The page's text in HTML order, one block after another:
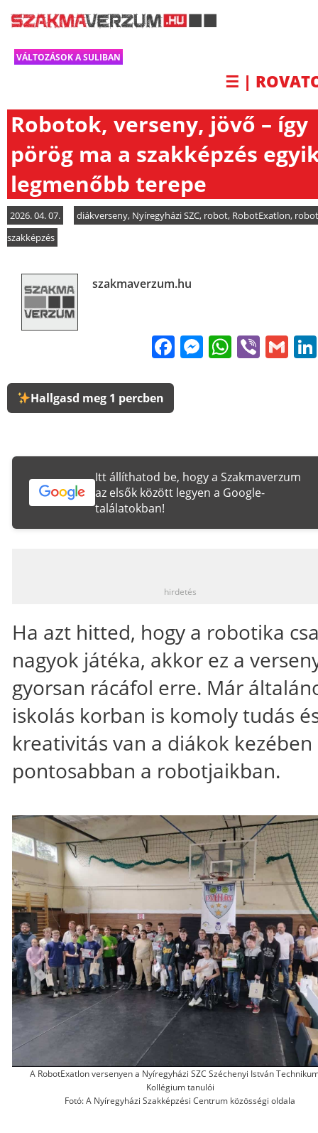
VÁLTOZÁSOK A SULIBAN
☰ |
Robotok, verseny, jövő – így
pörög ma a szakképzés
legmenőbb terepe
2026. 04. 07. diákverseny, Nyíregyházi SZC, robot, RobotExatlon,
szakképzés
szakmaverzum.hu
FacebookViber
Hallgasd meg 1 percben
Itt állíthatod be, hogy a Szakmaverzum
az elsők között legyen a Google-
találatokban!
hirdetés
Ha azt hitted, hogy a robotika
nagyok játéka, akkor ez a
gyorsan rácáfol erre. Már
iskolás korban is komoly tudás
kreativitás van a diákok kezében
pontosabban a robotjaikban.
A RobotExatlon versenyen a Nyíregyházi SZC Széchenyi István
Kollégium tanulói
Fotó: A Nyíregyházi Szakképzési Centrum közösségi oldala